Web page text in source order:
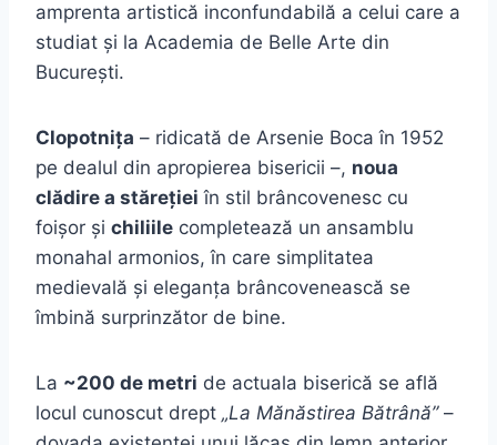
amprenta artistică inconfundabilă a celui care a
studiat și la Academia de Belle Arte din
București.
Clopotnița – ridicată de Arsenie Boca în 1952
pe dealul din apropierea bisericii –, noua
clădire a stăreției în stil brâncovenesc cu
foișor și chiliile completează un ansamblu
monahal armonios, în care simplitatea
medievală și eleganța brâncovenească se
îmbină surprinzător de bine.
La ~200 de metri de actuala biserică se află
locul cunoscut drept „La Mănăstirea Bătrână”–